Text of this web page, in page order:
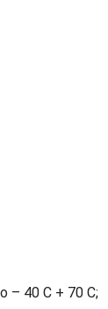
– 40 С + 70 С;